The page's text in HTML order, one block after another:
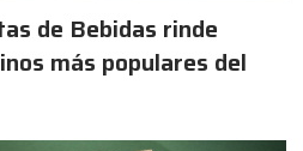
de Bebidas rinde
más populares del